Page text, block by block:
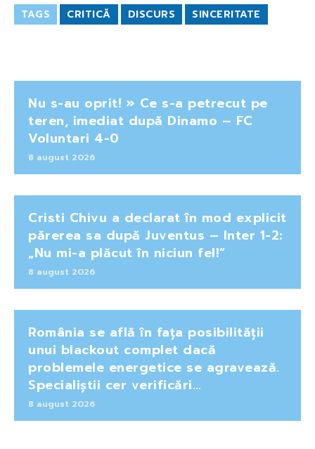
TAGS CRITICĂ DISCURS SINCERITATE
Nu s-au oprit! » Ce s-a petrecut pe
teren, imediat după Dinamo – FC
Voluntari 4-0
8 august 2026
Cristi Chivu a declarat în mod explicit
părerea sa după Juventus – Inter 1-2:
„Nu mi-a plăcut în niciun fel!”
8 august 2026
România se află în fața posibilității
unui blackout complet dacă
problemele energetice se agravează.
Specialiștii cer verificări…
8 august 2026